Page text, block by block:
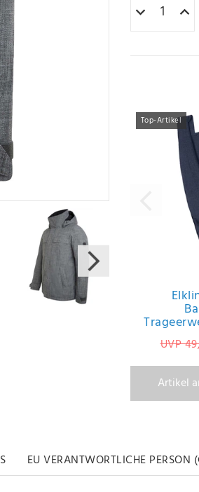
Top-Artikel
UVP
Artikel
EU VERANTWORTLICHE PERSON